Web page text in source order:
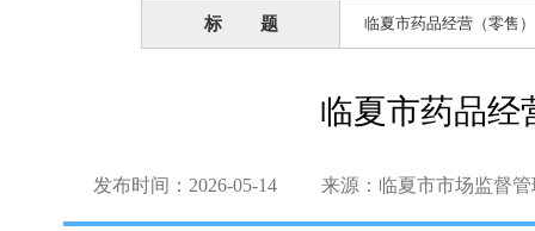
标 题 临夏市药品经营（零售
临夏市药品经
发布时间：2026-05-14 来源：临夏市市场监督